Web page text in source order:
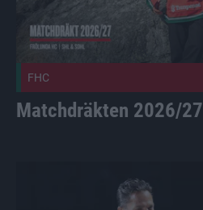
FHC
Matchdräkten 2026/27